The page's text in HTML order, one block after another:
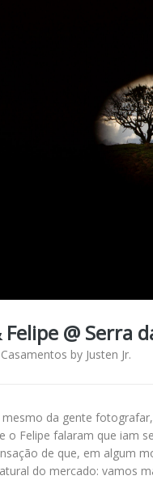
@ Serra
Casamentos by Justen Jr.
da gente
o Felipe falaram que iam
de que, em algum
do mercado: vamos